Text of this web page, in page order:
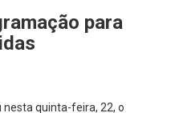
para
quinta-feira, 22, o